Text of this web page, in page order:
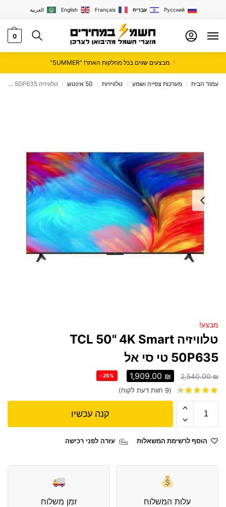
العربية English Français עִבְרִית Русский
0
מבצעים שווים בכל מחלקות האתר! "SUMMER"
עמוד הבית / מערכות צפייה ושמע / טלוויזיות / 50 אינטש / טלוויזיה TCL 50" 4K Smart 50P635 טי סי אל
מבצע!
טלוויזיה TCL 50" 4K Smart
50P635 טי סי אל
2,540.00₪
1,909.00 ₪
-25%
(
9 חוות דעת לקוח)
קנה עכשיו
הוסף לרשימת המשאלות עזרה לפני רכישה
עלות המשלוח
זמן משלוח